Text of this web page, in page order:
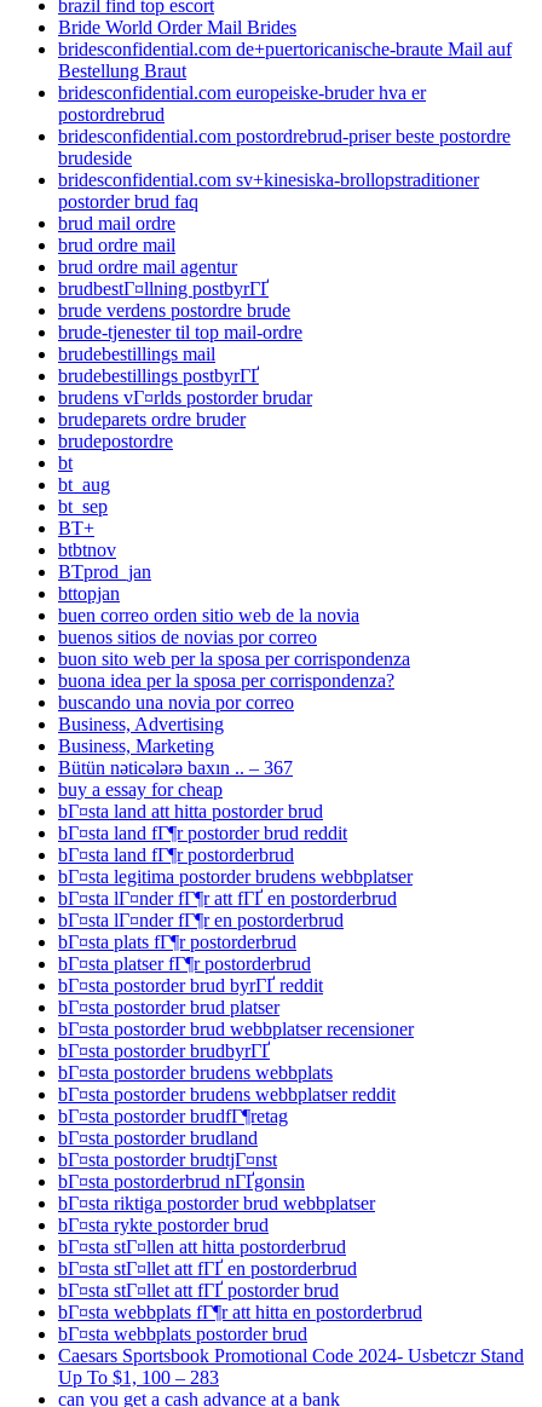
brazil find top escort
Bride World Order Mail Brides
bridesconfidential.com de+puertoricanische-braute Mail auf
Bestellung Braut
bridesconfidential.com europeiske-bruder hva er
postordrebrud
bridesconfidential.com postordrebrud-priser beste postordre
brudeside
bridesconfidential.com sv+kinesiska-brollopstraditioner
postorder brud faq
brud mail ordre
brud ordre mail
brud ordre mail agentur
brudbestГ¤llning postbyrГҐ
brude verdens postordre brude
brude-tjenester til top mail-ordre
brudebestillings mail
brudebestillings postbyrГҐ
brudens vГ¤rlds postorder brudar
brudeparets ordre bruder
brudepostordre
bt
bt_aug
bt_sep
BT+
btbtnov
BTprod_jan
bttopjan
buen correo orden sitio web de la novia
buenos sitios de novias por correo
buon sito web per la sposa per corrispondenza
buona idea per la sposa per corrispondenza?
buscando una novia por correo
Business, Advertising
Business, Marketing
Bütün nəticələrə baxın .. – 367
buy a essay for cheap
bГ¤sta land att hitta postorder brud
bГ¤sta land fГ¶r postorder brud reddit
bГ¤sta land fГ¶r postorderbrud
bГ¤sta legitima postorder brudens webbplatser
bГ¤sta lГ¤nder fГ¶r att fГҐ en postorderbrud
bГ¤sta lГ¤nder fГ¶r en postorderbrud
bГ¤sta plats fГ¶r postorderbrud
bГ¤sta platser fГ¶r postorderbrud
bГ¤sta postorder brud byrГҐ reddit
bГ¤sta postorder brud platser
bГ¤sta postorder brud webbplatser recensioner
bГ¤sta postorder brudbyrГҐ
bГ¤sta postorder brudens webbplats
bГ¤sta postorder brudens webbplatser reddit
bГ¤sta postorder brudfГ¶retag
bГ¤sta postorder brudland
bГ¤sta postorder brudtjГ¤nst
bГ¤sta postorderbrud nГҐgonsin
bГ¤sta riktiga postorder brud webbplatser
bГ¤sta rykte postorder brud
bГ¤sta stГ¤llen att hitta postorderbrud
bГ¤sta stГ¤llet att fГҐ en postorderbrud
bГ¤sta stГ¤llet att fГҐ postorder brud
bГ¤sta webbplats fГ¶r att hitta en postorderbrud
bГ¤sta webbplats postorder brud
Caesars Sportsbook Promotional Code 2024- Usbetczr Stand
Up To $1, 100 – 283
can you get a cash advance at a bank